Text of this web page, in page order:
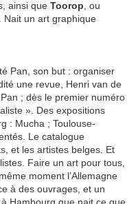
ainsi que Toorop , ou
. Nait un art graphique
Pan, son but : organiser
une revue, Henri van de
; dès le premier numéro
». Des expositions
: Mucha ; Toulouse-
Le catalogue
et les artistes belges. Et
Faire un art pour tous,
moment l’Allemagne
à des ouvrages, et un